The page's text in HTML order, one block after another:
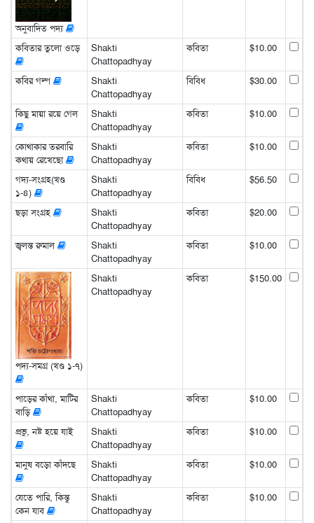
অনুবাদিত পদ্য
কবিতার তুলো ওড়ে
Shakti
Chattopadhyay
কবিতা $10.00
কবির গল্প
Shakti
Chattopadhyay
বিবিধ $30.00
কিছু মায়া রয়ে গেল
Shakti
Chattopadhyay
কবিতা $10.00
কোথাকার তরবারি
কথায় রেখেছো
Shakti
Chattopadhyay
কবিতা $10.00
গদ্য-সংগ্রহ(খণ্ড
১-৪)
Shakti
Chattopadhyay
বিবিধ $56.50
ছড়া সংগ্রহ
Shakti
Chattopadhyay
কবিতা $20.00
জ্বলন্ত রুমাল
Shakti
Chattopadhyay
কবিতা $10.00
পদ্য-সমগ্র (খণ্ড ১-৭)
Shakti
Chattopadhyay
কবিতা $150.00
পাড়ের কাঁথা, মাটির
বাড়ি
Shakti
Chattopadhyay
কবিতা $10.00
প্রভু, নষ্ট হয়ে যাই
Shakti
Chattopadhyay
কবিতা $10.00
মানুষ বড়ো কাঁদছে
Shakti
Chattopadhyay
কবিতা $10.00
যেতে পারি, কিন্তু
কেন যাব
Shakti
Chattopadhyay
কবিতা $10.00